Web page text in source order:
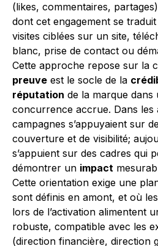
(likes, commentaires,
dont cet engagement se
visites ciblées sur un site,
blanc, prise de contact ou
Cette approche repose sur la
preuve est le socle de la
réputation de la marque dans
concurrence accrue. Dans les
campagnes s’appuyaient sur
couverture et de visibilité;
s’appuient sur des cadres qui
démontrer un impact
Cette orientation exige une
sont définis en amont, et où
lors de l’activation alimentent
robuste, compatible avec les
(direction financière, direction